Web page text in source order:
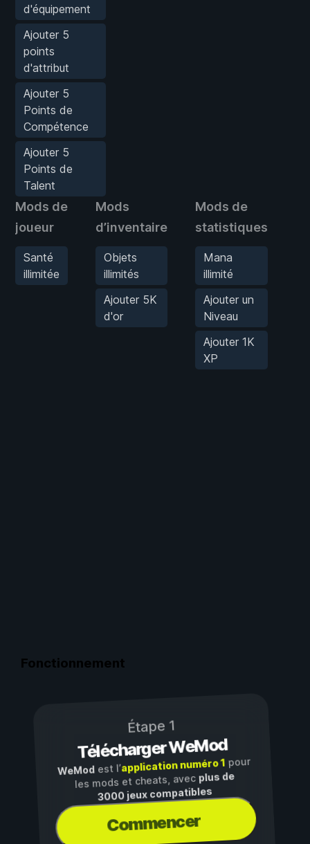
d'équipement
Ajouter 5
points
d'attribut
Ajouter 5
Points de
Compétence
Ajouter 5
Points de
Talent
Mods de
joueur
Santé
illimitée
Mods
d’inventaire
Objets
illimités
Ajouter 5K
d'or
Mods de
statistiques
Mana
illimité
Ajouter un
Niveau
Ajouter 1K
XP
Fonctionnement
Étape 1
Télécharger WeMod
WeModest l’application numéro 1pour
les mods et cheats, avec plus de
3000 jeux compatibles
Commencer